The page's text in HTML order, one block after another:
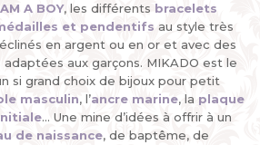
A BOY, les différents bracelets
et pendentifs au style très
en argent ou en or et avec des
aux garçons. MIKADO est le
si grand choix de bijoux pour petit
masculin, l’ancre marine, la plaque
... Une mine d’idées à offrir à un
de naissance, de baptême, de